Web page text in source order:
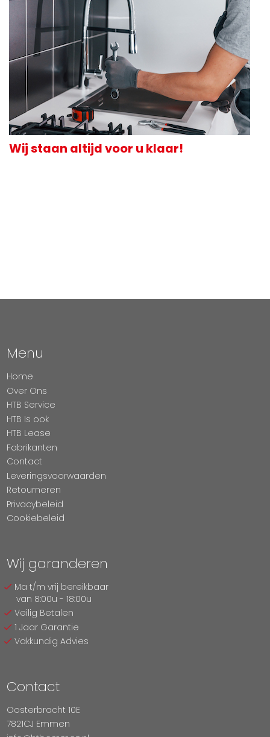
Wij staan altijd voor u klaar!
Menu
Home
Over Ons
HTB Service
HTB Is ook
HTB Lease
Fabrikanten
Contact
Leveringsvoorwaarden
Retourneren
Privacybeleid
Cookiebeleid
Wij garanderen
Ma t/m vrij bereikbaar
van 8:00u - 18:00u
Veilig Betalen
1 Jaar Garantie
Vakkundig Advies
Contact
Oosterbracht 10E
7821CJ Emmen